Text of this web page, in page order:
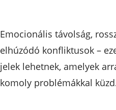
Emocionális távolság,
elhúzódó konfliktusok –
jelek lehetnek, amelyek
komoly problémákkal